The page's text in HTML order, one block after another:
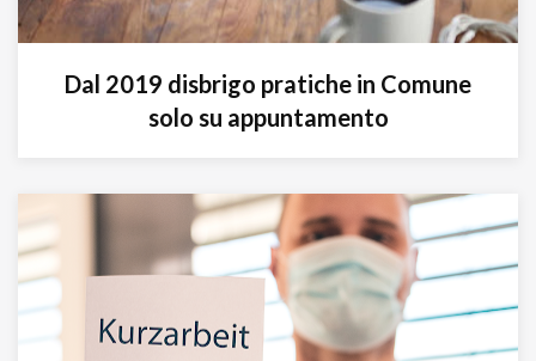
Dal 2019 disbrigo pratiche in Comune
solo su appuntamento